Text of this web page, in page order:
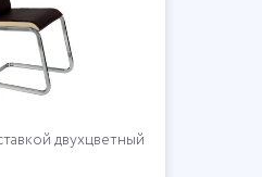
двухцветный